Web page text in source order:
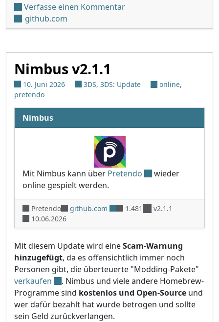
Verfasse einen Kommentarunter 'Universal-Updater
github.com
Nimbus v2.1.1
10. Juni 2026 3DS, 3DS: Update online,
pretendo
Nimbus
Mit Nimbus kann über Pretendo
wieder
online gespielt werden.
Pretendo github.com 1.481
v2.1.1
10.06.2026
Mit diesem Update wird eineScam-Warnung
hinzugefügt, da es offensichtlich immer noch
Personen gibt, die überteuerte "Modding-Pakete"
verkaufen
. Nimbus und viele andere Homebrew-
Programme sind kostenlos und Open-Source und
wer dafür bezahlt hat wurde betrogen und sollte
sein Geld zurückverlangen.